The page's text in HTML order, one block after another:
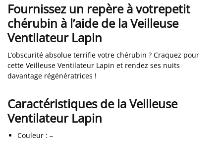
Fournissez un repère à votrepetit
chérubin à l’aide de la Veilleuse
Ventilateur Lapin
L’obscurité absolue terrifie votre chérubin ? Craquez pour
cette Veilleuse Ventilateur Lapin et rendez ses nuits
davantage régénératrices !
Caractéristiques de la Veilleuse
Ventilateur Lapin
Couleur : –